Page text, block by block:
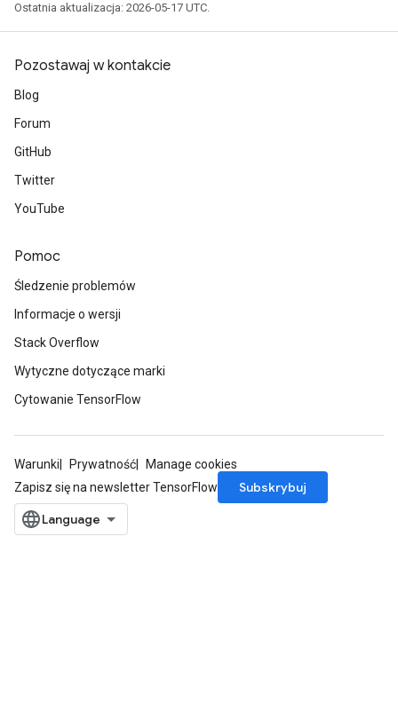
Ostatnia aktualizacja: 2026-05-17 UTC.
Pozostawaj w kontakcie
Blog
Forum
GitHub
Twitter
YouTube
Pomoc
Śledzenie problemów
Informacje o wersji
Stack Overflow
Wytyczne dotyczące marki
Cytowanie TensorFlow
Warunki Prywatność
Manage cookies
Zapisz się na newsletter TensorFlow
Subskrybuj